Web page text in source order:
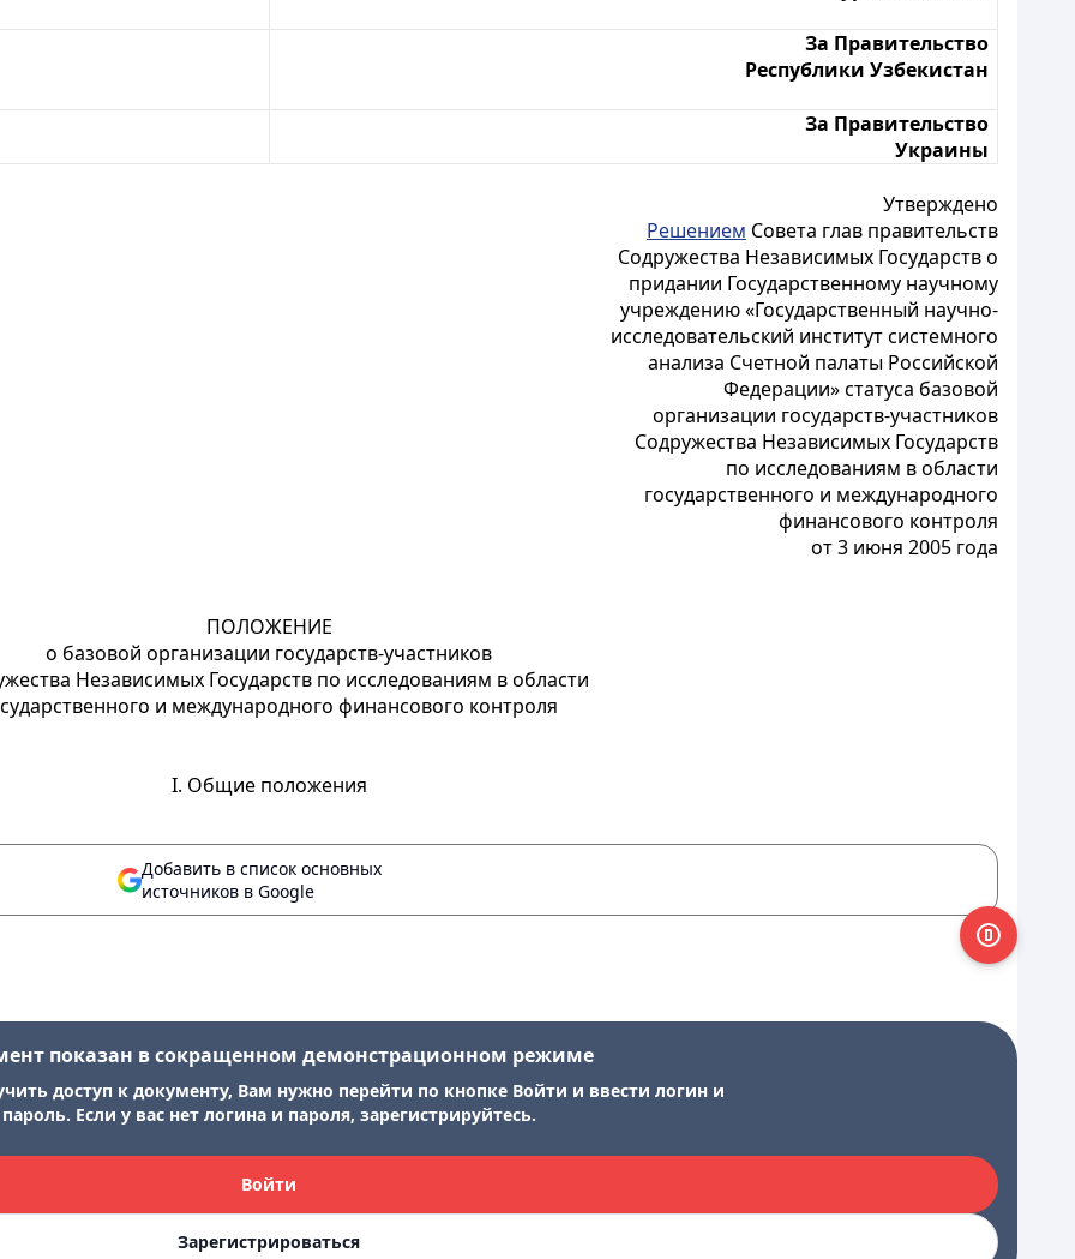
За Правительство
Республики Узбекистан
За Правительство
Украины
Утверждено
Решением Совета глав правительств
Содружества Независимых Государств о
придании Государственному научному
учреждению «Государственный научно-
исследовательский институт системного
анализа Счетной палаты Российской
Федерации» статуса базовой
организации государств-участников
Содружества Независимых Государств
по исследованиям в области
государственного и международного
финансового контроля
от 3 июня 2005 года
ПОЛОЖЕНИЕ
о базовой организации государств-участников
Независимых Государств по исследованиям в области
и международного финансового контроля
I. Общие положения
Добавить в список основных
источников в Google
показан в сокращенном демонстрационном режиме
доступ к документу, Вам нужно перейти по кнопке Войти и ввести логин и
пароль. Если у вас нет логина и пароля, зарегистрируйтесь.
Войти
Зарегистрироваться